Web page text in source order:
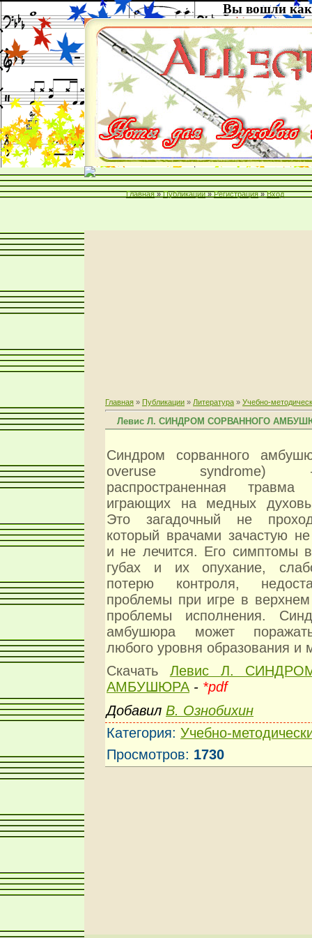
Вы вошли как
Главная » Публикации » Регистрация » Вход
Главная » Публикации » Литература » Учебно-
Левис Л. СИНДРОМ СОРВАННОГО
Синдром сорванного
overuse syndrome)
распространенная
играющих на медных
Это загадочный не
который врачами зачастую не
и не лечится. Его симптомы
губах и их опухание,
потерю контроля,
проблемы при игре в
проблемы исполнения.
амбушюра может
любого уровня образования и
Скачать Левис Л.
АМБУШЮРА - *pdf
Добавил В. Ознобихин
Категория: Учебно-
Просмотров: 1730